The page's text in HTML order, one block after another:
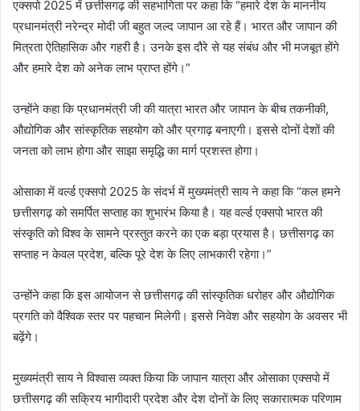
एक्सपो 2025 में छत्तीसगढ़ की सहभागिता पर कहा कि “हमारे देश के माननीय
प्रधानमंत्री नरेन्द्र मोदी जी बहुत जल्द जापान आ रहे हैं। भारत और जापान की
मित्रता ऐतिहासिक और गहरी है। उनके इस दौरे से यह संबंध और भी मजबूत होंगे
और हमारे देश को अनेक लाभ प्राप्त होंगे।”
उन्होंने कहा कि प्रधानमंत्री जी की यात्रा भारत और जापान के बीच तकनीकी,
औद्योगिक और सांस्कृतिक सहयोग को और प्रगाढ़ बनाएगी। इससे दोनों देशों की
जनता को लाभ होगा और साझा समृद्धि का मार्ग प्रशस्त होगा।
ओसाका में वर्ल्ड एक्सपो 2025 के संदर्भ में मुख्यमंत्री साय ने कहा कि “कल हमने
छत्तीसगढ़ को समर्पित सप्ताह का शुभारंभ किया है। यह वर्ल्ड एक्सपो भारत की
संस्कृति को विश्व के सामने प्रस्तुत करने का एक बड़ा प्रयास है। छत्तीसगढ़ का
सप्ताह न केवल प्रदेश, बल्कि पूरे देश के लिए लाभकारी रहेगा।”
उन्होंने कहा कि इस आयोजन से छत्तीसगढ़ की सांस्कृतिक धरोहर और औद्योगिक
प्रगति को वैश्विक स्तर पर पहचान मिलेगी। इससे निवेश और सहयोग के अवसर भी
बढ़ेंगे।
मुख्यमंत्री साय ने विश्वास व्यक्त किया कि जापान यात्रा और ओसाका एक्सपो में
छत्तीसगढ़ की सक्रिय भागीदारी प्रदेश और देश दोनों के लिए सकारात्मक परिणाम